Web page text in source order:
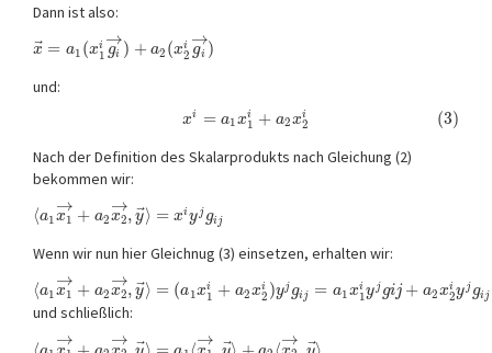
Dann ist also:
x⃗ = a1 (xi
1 gi
→
) + a2 (xi
2 gi
→
)
und:
xi = a1xi
1 + a2xi
2
(3)
Nach der Definition des Skalarprodukts nach Gleichung (2)
bekommen wir:
⟨a1 x1
→
+ a2x2
→
, y⃗
⟩ = xiy j gij
Wenn wir nun hier Gleichnug (3) einsetzen, erhalten wir:
⟨a1 x1
→
+ a2x2
→
, y⃗
⟩ = (a1xi
1 + a2xi
2 )yj gij = a1 xi
1y j gij + a2xi
2y j gij
und schließlich:
→ → ⃗ → ⃗ → ⃗